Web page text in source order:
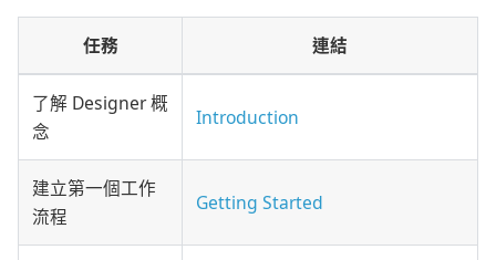
任務 連結
了解 Designer 概
念
Introduction
建立第一個工作
流程
Getting Started